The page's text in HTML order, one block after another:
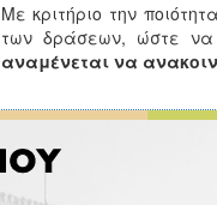
Με κριτήριο την
των δράσεων, ώστε να
αναμένεται να